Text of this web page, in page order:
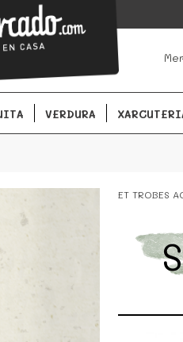
a casa los mejores productos
locales.
VERDURA
ET TROBES